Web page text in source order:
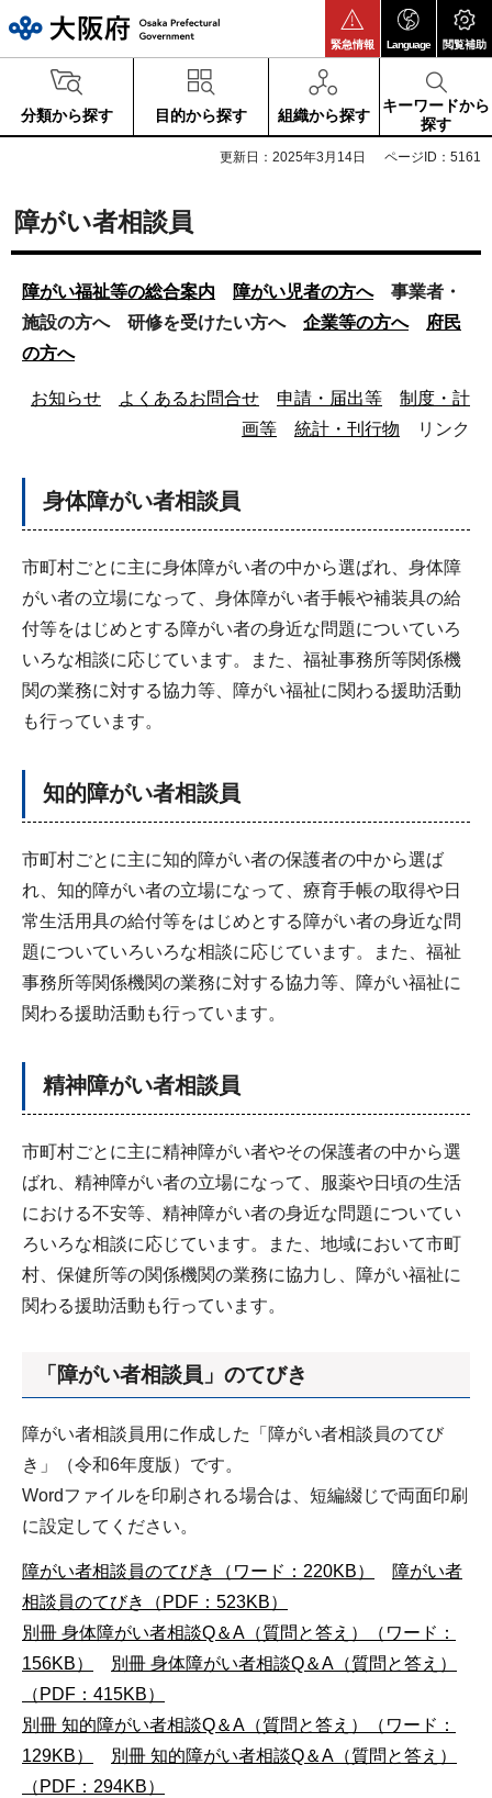
緊急情報 Language 閲覧補助
分類から探す 目的から探す 組織から探す
キーワードから
探す
更新日：2025年3月14日 ページID：5161
障がい者相談員
障がい福祉等の総合案内 障がい児者の方へ
事業者・
施設の方へ
研修を受けたい方へ 企業等の方へ
府民
の方へ
お知らせ よくあるお問合せ 申請・届出等
制度・計
画等
統計・刊行物 リンク
身体障がい者相談員
市町村ごとに主に身体障がい者の中から選ばれ、身体障
がい者の立場になって、身体障がい者手帳や補装具の給
付等をはじめとする障がい者の身近な問題についていろ
いろな相談に応じています。また、福祉事務所等関係機
関の業務に対する協力等、障がい福祉に関わる援助活動
も行っています。
知的障がい者相談員
市町村ごとに主に知的障がい者の保護者の中から選ば
れ、知的障がい者の立場になって、療育手帳の取得や日
常生活用具の給付等をはじめとする障がい者の身近な問
題についていろいろな相談に応じています。また、福祉
事務所等関係機関の業務に対する協力等、障がい福祉に
関わる援助活動も行っています。
精神障がい者相談員
市町村ごとに主に精神障がい者やその保護者の中から選
ばれ、精神障がい者の立場になって、服薬や日頃の生活
における不安等、精神障がい者の身近な問題についてい
ろいろな相談に応じています。また、地域において市町
村、保健所等の関係機関の業務に協力し、障がい福祉に
関わる援助活動も行っています。
「障がい者相談員」のてびき
障がい者相談員用に作成した「障がい者相談員のてび
き」（令和6年度版）です。
Wordファイルを印刷される場合は、短編綴じで両面印刷
に設定してください。
障がい者相談員のてびき（ワード：220KB）
障がい者
相談員のてびき（PDF：523KB）
別冊 身体障がい者相談Q＆A（質問と答え）（ワード：
156KB）
別冊 身体障がい者相談Q＆A（質問と答え）
（PDF：415KB）
別冊 知的障がい者相談Q＆A（質問と答え）（ワード：
129KB）
別冊 知的障がい者相談Q＆A（質問と答え）
（PDF：294KB）